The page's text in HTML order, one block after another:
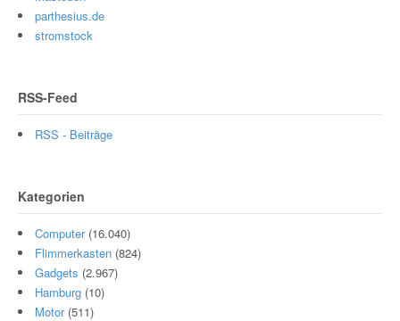
parthesius.de
stromstock
RSS-Feed
RSS - Beiträge
Kategorien
Computer(16.040)
Flimmerkasten (824)
Gadgets (2.967)
Hamburg (10)
Motor(511)